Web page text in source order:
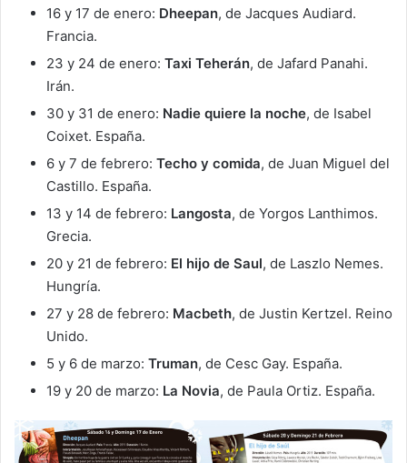
16 y 17 de enero: Dheepan, de Jacques Audiard.
Francia.
23 y 24 de enero: Taxi Teherán, de Jafard Panahi.
Irán.
30 y 31 de enero: Nadie quiere la noche, de Isabel
Coixet. España.
6 y 7 de febrero: Techo y comida, de Juan Miguel del
Castillo. España.
13 y 14 de febrero: Langosta, de Yorgos Lanthimos.
Grecia.
20 y 21 de febrero: El hijo de Saul, de Laszlo Nemes.
Hungría.
27 y 28 de febrero: Macbeth, de Justin Kertzel. Reino
Unido.
5 y 6 de marzo: Truman, de Cesc Gay. España.
19 y 20 de marzo: La Novia, de Paula Ortiz. España.